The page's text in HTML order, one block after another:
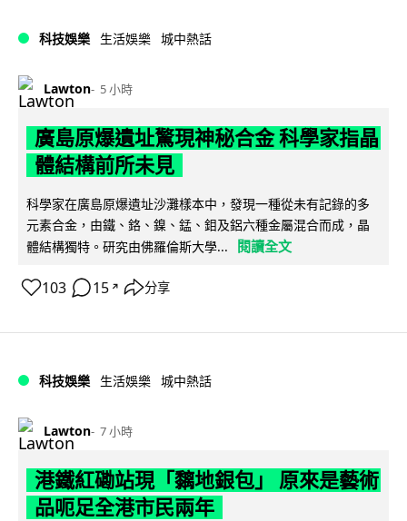
科技娛樂 生活娛樂 城中熱話
Lawton 5 小時
廣島原爆遺址驚現神秘合金 科學家指晶
體結構前所未見
科學家在廣島原爆遺址沙灘樣本中，發現一種從未有記錄的多
元素合金，由鐵、鉻、鎳、錳、鉬及鋁六種金屬混合而成，晶
體結構獨特。研究由佛羅倫斯大學...
閱讀全文
103 15 ↗ 分享
科技娛樂 生活娛樂 城中熱話
Lawton 7 小時
港鐵紅磡站現「黐地銀包」 原來是藝術
品呃足全港市民兩年